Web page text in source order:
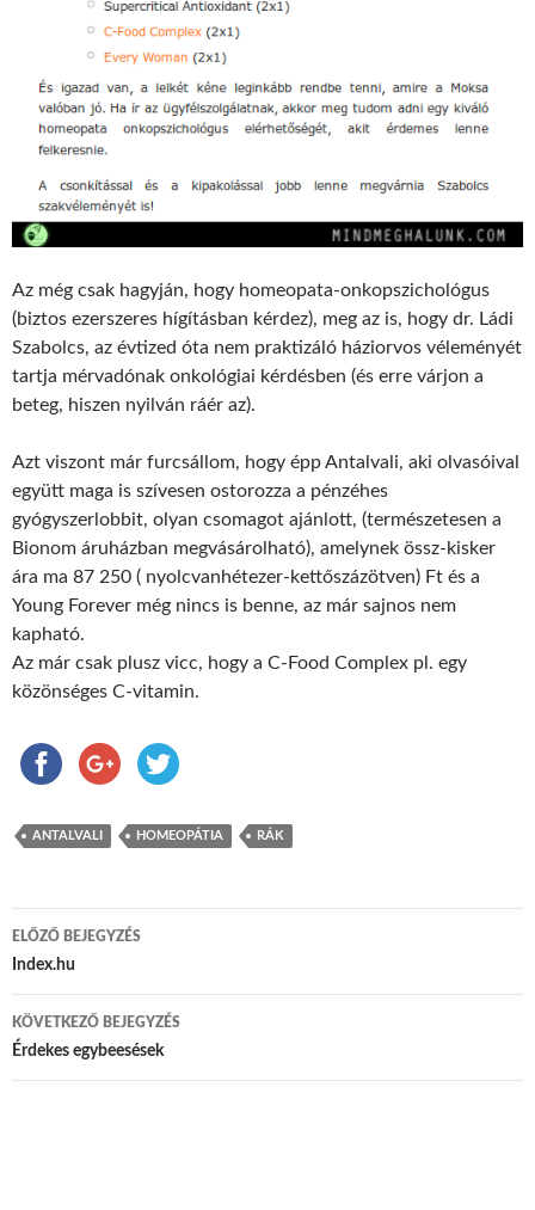
Az még csak hagyján, hogy homeopata-onkopszichológus
(biztos ezerszeres hígításban kérdez), meg az is, hogy dr. Ládi
Szabolcs, az évtized óta nem praktizáló háziorvos véleményét
tartja mérvadónak onkológiai kérdésben (és erre várjon a
beteg, hiszen nyilván ráér az).
Azt viszont már furcsállom, hogy épp Antalvali, aki olvasóival
együtt maga is szívesen ostorozza a pénzéhes
gyógyszerlobbit, olyan csomagot ajánlott, (természetesen a
Bionom áruházban megvásárolható), amelynek össz-kisker
ára ma 87 250 ( nyolcvanhétezer-kettőszázötven) Ft és a
Young Forever még nincs is benne, az már sajnos nem
kapható.
Az már csak plusz vicc, hogy a C-Food Complex pl. egy
közönséges C-vitamin.
ANTALVALI HOMEOPÁTIA RÁK
Bejegyzés navigáció
ELŐZŐ BEJEGYZÉS
Index.hu
KÖVETKEZŐ BEJEGYZÉS
Érdekes egybeesések